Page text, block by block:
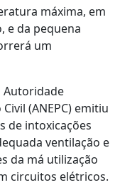
máxima, em
e da pequena
um
Autoridade
(ANEPC) emitiu
de intoxicações
ventilação e
da má utilização
circuitos elétricos.